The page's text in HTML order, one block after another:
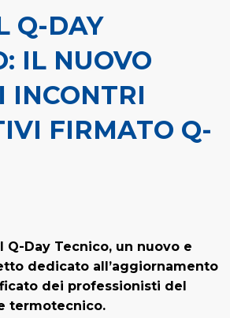
Q-DAY
IL NUOVO
INCONTRI
FIRMATO Q-
Q-Day Tecnico, un nuovo e
dedicato all’aggiornamento
dei professionisti del
termotecnico.